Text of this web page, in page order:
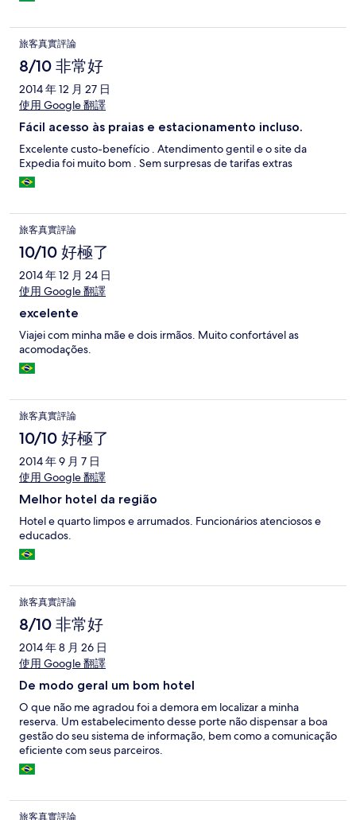
旅客真實評論
8/10 非常好
2014 年 12 月 27 日
使用 Google 翻譯
Fácil acesso às praias e estacionamento incluso.
Excelente custo-benefício . Atendimento gentil e o site da
Expedia foi muito bom . Sem surpresas de tarifas extras
旅客真實評論
10/10 好極了
2014 年 12 月 24 日
使用 Google 翻譯
excelente
Viajei com minha mãe e dois irmãos. Muito confortável as
acomodações.
旅客真實評論
10/10 好極了
2014 年 9 月 7 日
使用 Google 翻譯
Melhor hotel da região
Hotel e quarto limpos e arrumados. Funcionários atenciosos e
educados.
旅客真實評論
8/10 非常好
2014 年 8 月 26 日
使用 Google 翻譯
De modo geral um bom hotel
O que não me agradou foi a demora em localizar a minha
reserva. Um estabelecimento desse porte não dispensar a boa
gestão do seu sistema de informação, bem como a comunicação
eficiente com seus parceiros.
旅客真實評論